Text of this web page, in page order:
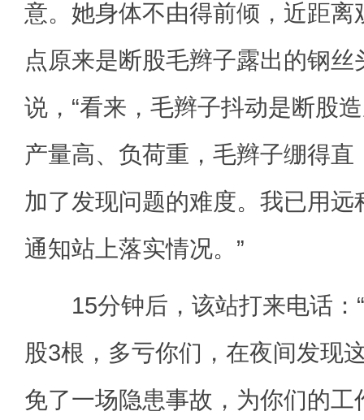
意。她身体不由得前倾，近距离
点原来是断股毛辫子露出的钢丝
说，“看来，毛辫子抖动是断股
产量高、负荷重，毛辫子绷得
加了发现问题的难度。我已用
通知站上落实情况。”
15分钟后，该站打来电话：“
股3根，多亏你们，在夜间发现
免了一场隐患事故，为你们的工